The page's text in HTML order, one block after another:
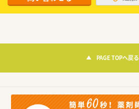
PAGE TOPへ戻る